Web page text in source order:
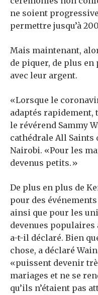
ne soient
permettre jusqu’à
Mais maintenant,
de piquer, de plus
avec leur argent.
«Lorsque le
adaptés rapidement,
le révérend Sammy
cathédrale All Saints
Nairobi. «Pour les
devenus petits.»
De plus en plus de
pour des
ainsi que pour les
devenues populaires
a-t-il déclaré. Bien
chose, a déclaré
«puissent devenir
mariages et ne se
qu’ils n’étaient pas